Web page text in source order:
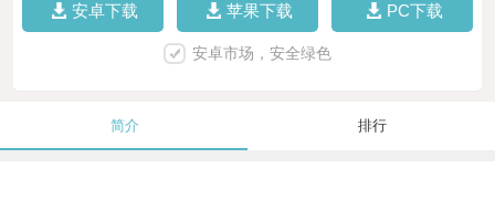
安卓下载 苹果下载 PC下载
安卓市场，安全绿色
简介 排行